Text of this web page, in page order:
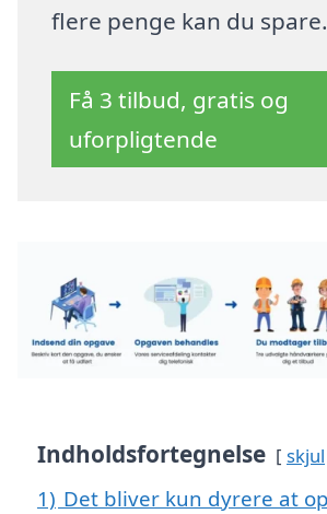
flere penge kan du spare.
Få 3 tilbud, gratis og
uforpligtende
Indholdsfortegnelse skjul
1) Det bliver kun dyrere at